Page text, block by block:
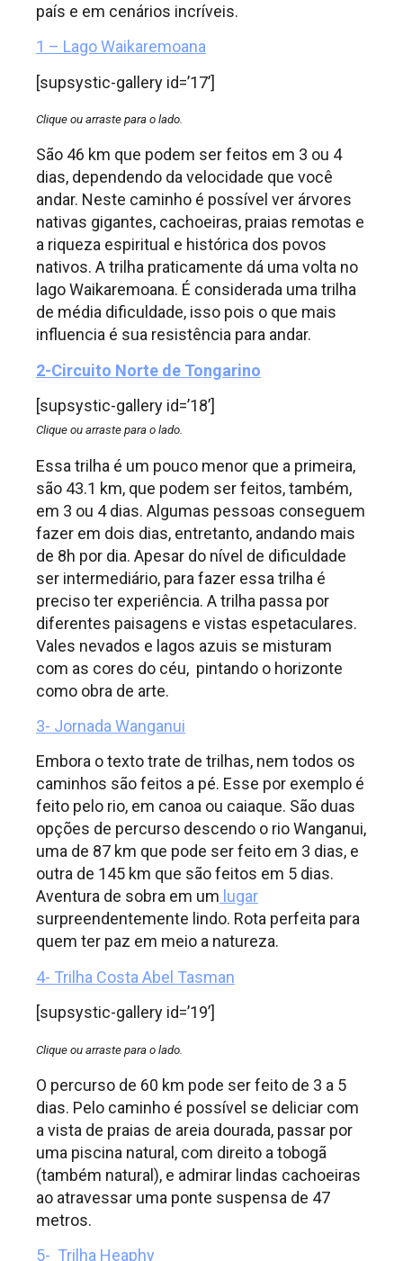
país e em cenários incríveis.
1 – Lago Waikaremoana
[supsystic-gallery id=’17’]
Clique ou arraste para o lado.
São 46 km que podem ser feitos em 3 ou 4
dias, dependendo da velocidade que você
andar. Neste caminho é possível ver árvores
nativas gigantes, cachoeiras, praias remotas e
a riqueza espiritual e histórica dos povos
nativos. A trilha praticamente dá uma volta no
lago Waikaremoana. É considerada uma trilha
de média dificuldade, isso pois o que mais
influencia é sua resistência para andar.
2-Circuito Norte de Tongarino
[supsystic-gallery id=’18’]
Clique ou arraste para o lado.
Essa trilha é um pouco menor que a primeira,
são 43.1 km, que podem ser feitos, também,
em 3 ou 4 dias. Algumas pessoas conseguem
fazer em dois dias, entretanto, andando mais
de 8h por dia. Apesar do nível de dificuldade
ser intermediário, para fazer essa trilha é
preciso ter experiência. A trilha passa por
diferentes paisagens e vistas espetaculares.
Vales nevados e lagos azuis se misturam
com as cores do céu, pintando o horizonte
como obra de arte.
3- Jornada Wanganui
Embora o texto trate de trilhas, nem todos os
caminhos são feitos a pé. Esse por exemplo é
feito pelo rio, em canoa ou caiaque. São duas
opções de percurso descendo o rio Wanganui,
uma de 87 km que pode ser feito em 3 dias, e
outra de 145 km que são feitos em 5 dias.
Aventura de sobra em um lugar
surpreendentemente lindo. Rota perfeita para
quem ter paz em meio a natureza.
4- Trilha Costa Abel Tasman
[supsystic-gallery id=’19’]
Clique ou arraste para o lado.
O percurso de 60 km pode ser feito de 3 a 5
dias. Pelo caminho é possível se deliciar com
a vista de praias de areia dourada, passar por
uma piscina natural, com direito a tobogã
(também natural), e admirar lindas cachoeiras
ao atravessar uma ponte suspensa de 47
metros.
5- Trilha Heaphy